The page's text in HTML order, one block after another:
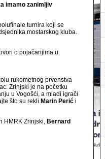
imamo zanimljiv
turnira koji se
mostarskog kluba.
o pojačanjima u
rukometnog prvenstva
Zrinjski je na početku
u Vogošći, a mladi igrači
što su rekli Marin Perić i
HMRK Zrinjski, Bernard